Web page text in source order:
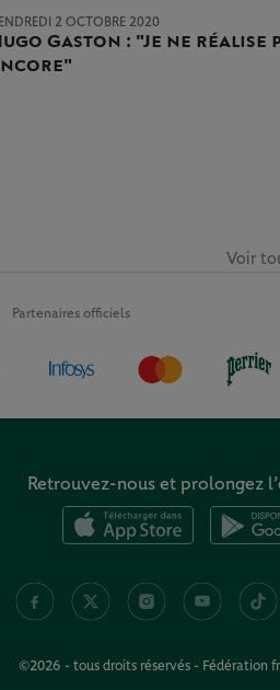
2 OCTOBRE 2020
Gaston : "Je ne réalise
Partenaires officiels
Voir
Retrouvez-nous et prolongez
©2026 - tous droits réservés - Fédération